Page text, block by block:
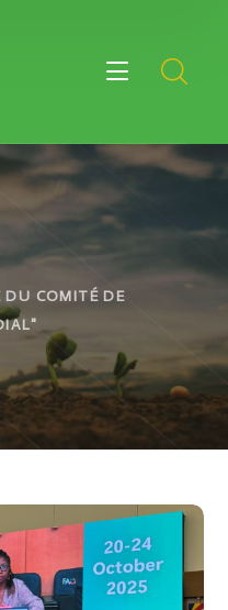
DU COMITÉ DE